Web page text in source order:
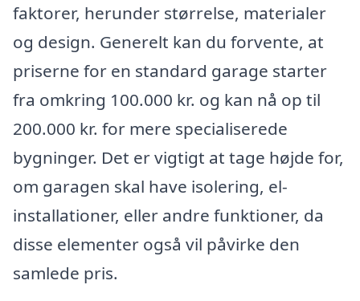
faktorer, herunder størrelse, materialer
og design. Generelt kan du forvente, at
priserne for en standard garage starter
fra omkring 100.000 kr. og kan nå op til
200.000 kr. for mere specialiserede
bygninger. Det er vigtigt at tage højde for,
om garagen skal have isolering, el-
installationer, eller andre funktioner, da
disse elementer også vil påvirke den
samlede pris.